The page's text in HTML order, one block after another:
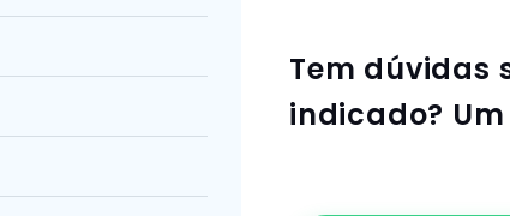
Tem dúvidas
indicado?